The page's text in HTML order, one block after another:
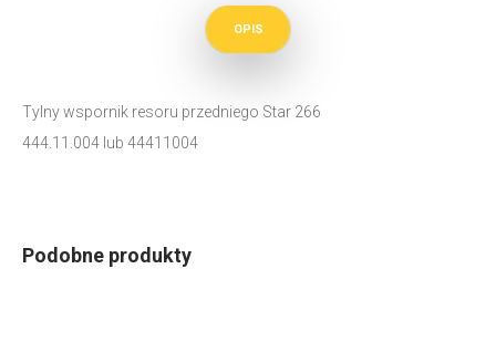
OPIS
Tylny wspornik resoru przedniego Star 266
444.11.004 lub 44411004
Podobne produkty